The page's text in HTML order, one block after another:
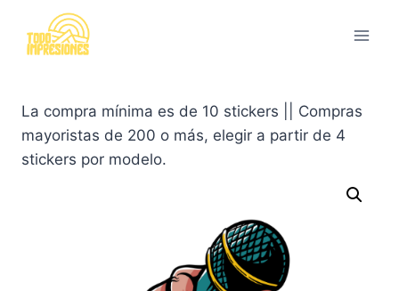
contenido
La compra mínima es de 10 stickers || Compras
mayoristas de 200 o más, elegir a partir de 4
stickers por modelo.